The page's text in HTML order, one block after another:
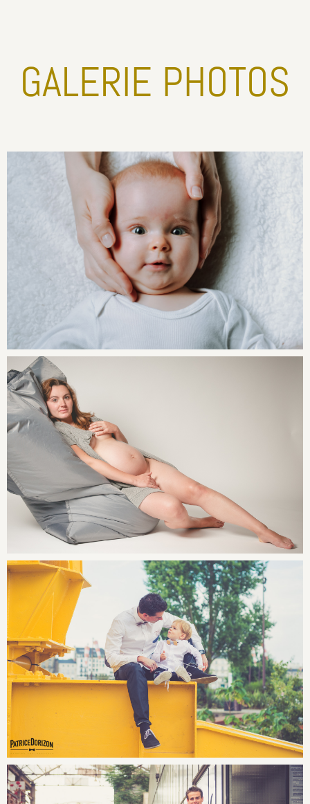
GALERIE PHOTOS